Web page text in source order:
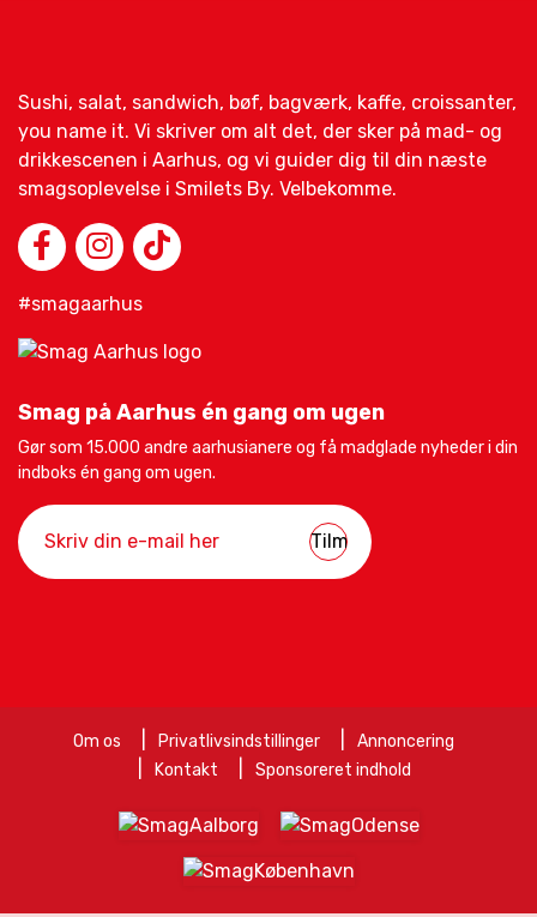
Sushi, salat, sandwich, bøf, bagværk, kaffe, croissanter,
you name it. Vi skriver om alt det, der sker på mad- og
drikkescenen i Aarhus, og vi guider dig til din næste
smagsoplevelse i Smilets By. Velbekomme.
#smagaarhus
Smag på Aarhus én gang om ugen
Gør som 15.000 andre aarhusianere og få madglade nyheder i din
indboks én gang om ugen.
Om os Privatlivsindstillinger
Annoncering
Kontakt
Sponsoreret indhold